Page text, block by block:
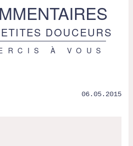
DOUCEURS
À VOUS
06.05.2015